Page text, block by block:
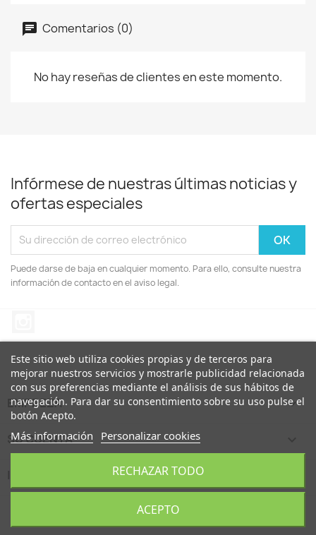
Comentarios (0)
No hay reseñas de clientes en este momento.
Infórmese de nuestras últimas noticias y
ofertas especiales
Puede darse de baja en cualquier momento. Para ello, consulte nuestra
información de contacto en el aviso legal.
EMPREZA 
SU CUENTA
INFORMACIÓN DE LA TIENDA
Este sitio web utiliza cookies propias y de terceros para
mejorar nuestros servicios y mostrarle publicidad relacionada
con sus preferencias mediante el análisis de sus hábitos de
navegación. Para dar su consentimiento sobre su uso pulse el
botón Acepto.
Más información Personalizar cookies
RECHAZAR TODO
ACEPTO
© 2026 - Morette Polimer SL